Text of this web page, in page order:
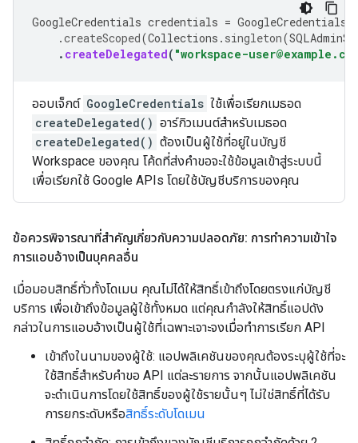
GoogleCredentials credentials = GoogleCredentials
.createScoped(Collections . singleton(
. createDelegated( "workspace-
ออบเจ็กต์ GoogleCredentials ใช้เพื่อเรียกเมธอด
createDelegated() อาร์กิวเมนต์สำหรับเมธอด
createDelegated() ต้องเป็นผู้ใช้ที่อยู่ในบัญชี
Workspace ของคุณ โค้ดที่ส่งคำขอจะใช้ข้อมูลเข้าสู่ระบบนี้
เพื่อเรียกใช้ Google APIs โดยใช้บัญชีบริการของคุณ
ข้อควรพิจารณาที่สำคัญเกี่ยวกับความปลอดภัย: การทำความเข้าใจ
การแอบอ้างเป็นบุคคลอื่น
เมื่อมอบสิทธิ์ทั่วทั้งโดเมน คุณไม่ได้ให้สิทธิ์เข้าถึงโดยตรงแก่บัญชี
บริการ เพื่อเข้าถึงข้อมูลผู้ใช้ทั้งหมด แต่คุณกำลังให้สิทธิ์แอปดัง
กล่าวในการแอบอ้างเป็นผู้ใช้ที่เฉพาะเจาะจงเมื่อทำการเรียก API
เข้าถึงในนามของผู้ใช้: แอปพลิเคชันของคุณต้องระบุผู้ใช้ที่จะ
ใช้สิทธิ์สำหรับคำขอ API แต่ละรายการ จากนั้นแอปพลิเคชัน
จะดำเนินการโดยใช้สิทธิ์ของผู้ใช้รายนั้นๆ ไม่ใช่สิทธิ์ที่ได้รับ
การยกระดับหรือสิทธิ์ระดับโดเมน